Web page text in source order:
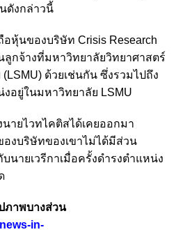
ดังกล่าวนี้
อหุ้นของบริษัท Crisis Research
ลูกจ้างที่มหาวิทยาลัยวิทยาศาสตร์
ด้วยเช่นกัน ซึ่งรวมไปถึง
งอยู่ในมหาวิทยาลัย LSMU
ายไวทไคติสได้เคยออกมา
องบริษัทของเขาไม่ได้มีส่วน
นายเวรีกาเมื่อครั้งดำรงตำแหน่ง
ภาพบางส่วน
in-